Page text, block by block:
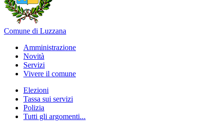
Comune di Luzzana
Amministrazione
Novità
Servizi
Vivere il comune
Elezioni
Tassa sui servizi
Polizia
Tutti gli argomenti...